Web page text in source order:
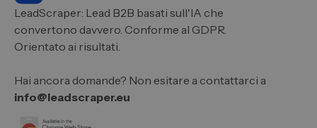
LeadScraper: Lead B2B basati sull'IA che
convertono davvero. Conforme al GDPR.
Orientato ai risultati.
Hai ancora domande? Non esitare a contattarci a
info@leadscraper.eu